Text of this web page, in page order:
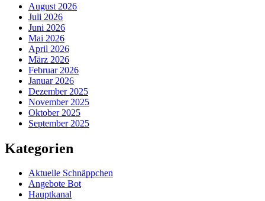
August 2026
Juli 2026
Juni 2026
Mai 2026
April 2026
März 2026
Februar 2026
Januar 2026
Dezember 2025
November 2025
Oktober 2025
September 2025
Kategorien
Aktuelle Schnäppchen
Angebote Bot
Hauptkanal